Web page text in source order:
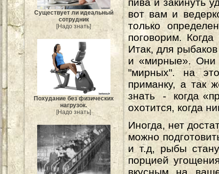
Существует ли идеальный
сотрудник
[Надо знать]
Похудание без физических
нагрузок.
[Надо знать]
вот вам и
только
поговорим.
Итак, для
и «мирные». Они
"мирных". на
приманку, а так
знать - когда
охотится, когда
Иногда, нет
можно
и т.д, рыбы
порцией